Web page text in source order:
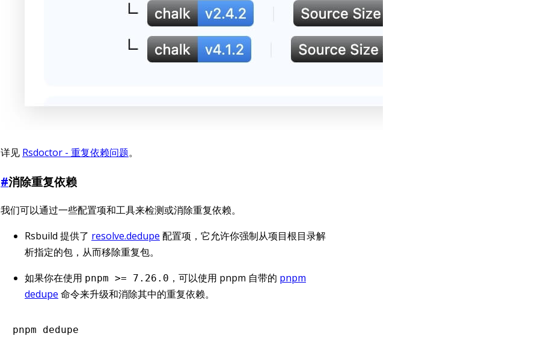
详见 Rsdoctor - 重复依赖问题。
#消除重复依赖
我们可以通过一些配置项和工具来检测或消除重复依赖。
Rsbuild 提供了 resolve.dedupe 配置项，它允许你强制从项目根目录解
析指定的包，从而移除重复包。
如果你在使用 pnpm >= 7.26.0 ，可以使用 pnpm 自带的 pnpm
dedupe 命令来升级和消除其中的重复依赖。
pnpm dedupe